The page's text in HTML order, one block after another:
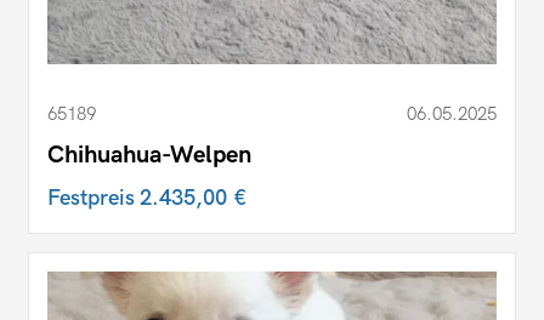
65189 06.05.2025
Chihuahua-Welpen
Festpreis2.435,00 €